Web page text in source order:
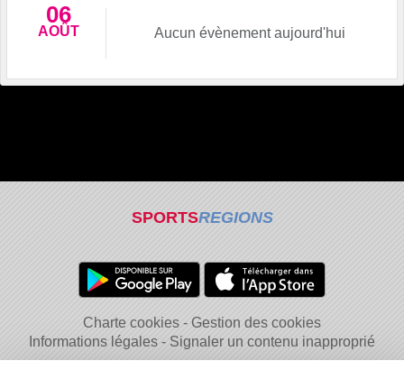
06
AOÛT Aucun évènement aujourd'hui
SPORTSREGIONS
Charte cookies
Gestion des cookies
Informations légales
Signaler un contenu inapproprié